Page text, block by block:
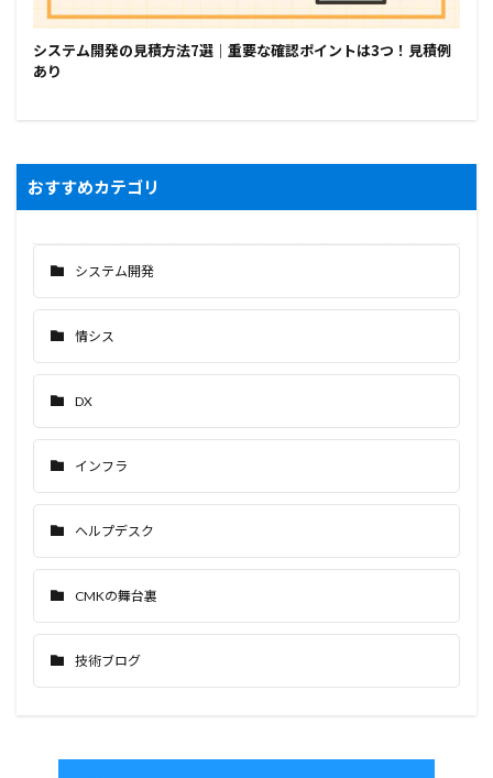
システム開発の見積方法7選｜重要な確認ポイントは3つ！見積例
あり
おすすめカテゴリ
システム開発
情シス
DX
インフラ
ヘルプデスク
CMKの舞台裏
技術ブログ